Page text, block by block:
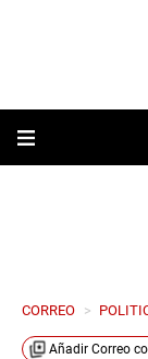
CORREO >
Añadir Correo